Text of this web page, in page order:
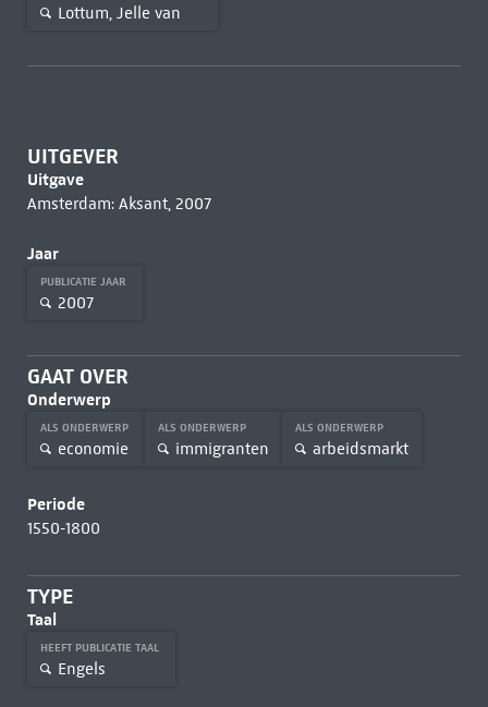
Lottum, Jelle van
UITGEVER
Uitgave
Amsterdam: Aksant, 2007
Jaar
PUBLICATIE JAAR
2007
GAAT OVER
Onderwerp
ALS ONDERWERP
economie
ALS ONDERWERP
immigranten
ALS ONDERWERP
arbeidsmarkt
Periode
1550-1800
TYPE
Taal
HEEFT PUBLICATIE TAAL
Engels